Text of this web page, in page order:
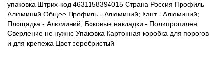
упаковка Штрих-код 4631158394015 Страна Россия Профиль
Алюминий Общее Профиль - Алюминий; Кант - Алюминий;
Площадка - Алюминий; Боковые накладки - Полипропилен
Сверление не нужно Упаковка Картонная коробка для порогов
и для крепежа Цветсеребристый